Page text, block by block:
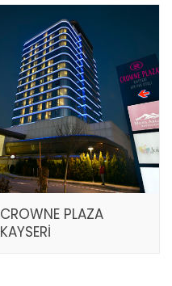
CROWNE PLAZA
KAYSERİ